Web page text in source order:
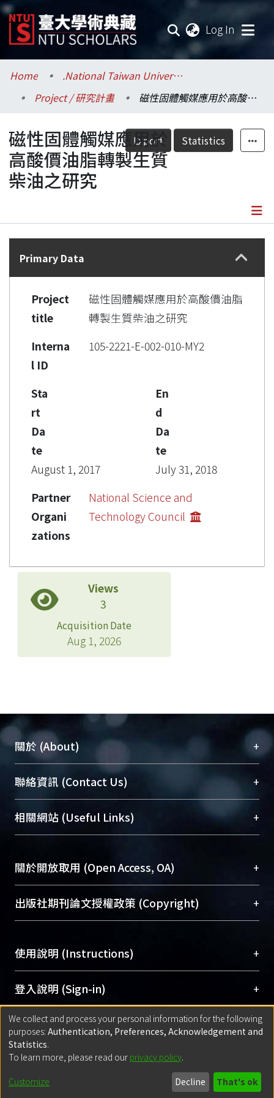
Log In
Communities & Collections
Research Outputs
Fundings & Projects
Researchers
Statistics
Home
.National Taiwan University / 國立臺灣大學
Project / 研究計畫
磁性固體觸媒應用於高酸價油脂轉製生質柴油之研究
Export Statistics
磁性固體觸媒應用於
高酸價油脂轉製生質
柴油之研究
Details
Primary Data
Project
title
磁性固體觸媒應用於高酸價油脂
轉製生質柴油之研究
Interna
l ID
105-2221-E-002-010-MY2
Sta
rt
Da
te
August 1, 2017
En
d
Da
te
July 31, 2018
Partner
Organi
zations
National Science and
Technology Council
Views
3
Acquisition Date
Aug 1, 2026
關於 (About) +
臺大位居世界頂尖大學之列，為永久珍藏及向國際
展現本校豐碩的研究成果及學術能量，圖書館整合
機構典藏（NTUR）與學術庫（AH）不同功能平
台，成為臺大學術典藏NTU scholars。期能整合研
成果。
To permanently archive and promote researcher
profiles and scholarly works, Library integrates the
services of “NTU Repository” with “Academic
聯絡資訊 (Contact Us) +
總館學科館員(Main Library)
醫學圖書館學科館員(Medical Library)
Sciences Library)
相關網站 (Useful Links) +
關於開放取用 (Open Access, OA) +
開放取用是從使用者角度提升資訊取用性的社會運
動，應用在學術研究上是透過將研究著作公開供使
用逐年攀升。同時可加速研究發展、提升研究影響
Archive）平台。 （點選深入了解OA）
出版社期刊論文授權政策 (Copyright) +
含部分內容的版權非匯入者所有，或由第三方贊
助與合作完成，請確認該版權所有者及第三方同
意提供此授權。
Please represent that the submission is your
original work, and that you have the right to
grant the rights to upload.
若欲上傳已出版的全文電子檔，可使用
policy finder
網站查詢，以確認出版單位之版權
政策。
使用說明 (Instructions) +
網站簡介(Quickstart Guide)
使用手冊(Instruction Manual)
線上預約服務(Booking Service)
登入說明 (Sign-in) +
方案一：臺灣大學計算機中心帳號登入
(With C&INC Email Account)
方案二：ORCID帳號登入(With ORCID)
匯入著作 (Submission) +
方案一：定期更新ORCID者，以ID匯入
for identifier (ORCID))
方案二：
(Default mode Submission)
Built withDSpace-CRIS software
- Extension maintained and optimized
We collect and process your personal information for the following
purposes: Authentication, Preferences, Acknowledgement and
Statistics.
To learn more, please read our privacy policy.
Customize Decline That's ok